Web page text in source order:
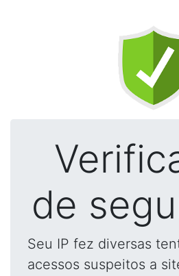
de
Seu IP fez diversas
acessos suspeitos a